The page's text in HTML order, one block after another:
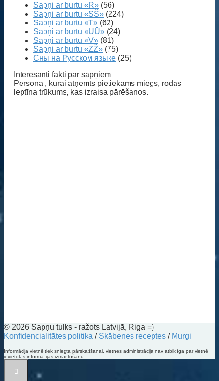
Sapņi ar burtu «R» (56)
Sapņi ar burtu «SŠ» (224)
Sapņi ar burtu «T» (62)
Sapņi ar burtu «UŪ» (24)
Sapņi ar burtu «V» (81)
Sapņi ar burtu «ZŽ» (75)
Сны на Русском языке (25)
Interesanti fakti par sapņiem
Personai, kurai atņemts pietiekams miegs, rodas
leptīna trūkums, kas izraisa pārēšanos.
© 2026 Sapņu tulks - ražots Latvijā, Riga =)
Konfidencialitātes politika / Skābenes receptes / Murgi
Informācija vietnē tiek sniegta pārskatīšanai, vietnes administrācija nav atbildīga par vietnē
ievietotās informācijas izmantošanu.